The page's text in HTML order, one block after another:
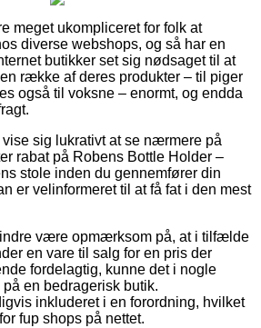
meget ukompliceret for folk at
diverse webshops, og så har en
butikker set sig nødsaget til at
række af deres produkter – til piger
også til voksne – enormt, og endda
sig lukrativt at se nærmere på
rabat på Robens Bottle Holder –
stole inden du gennemfører din
er velinformeret til at få fat i den mest
være opmærksom på, at i tilfælde
en vare til salg for en pris der
fordelagtig, kunne det i nogle
en bedragerisk butik.
inkluderet i en forordning, hvilket
fup shops på nettet.